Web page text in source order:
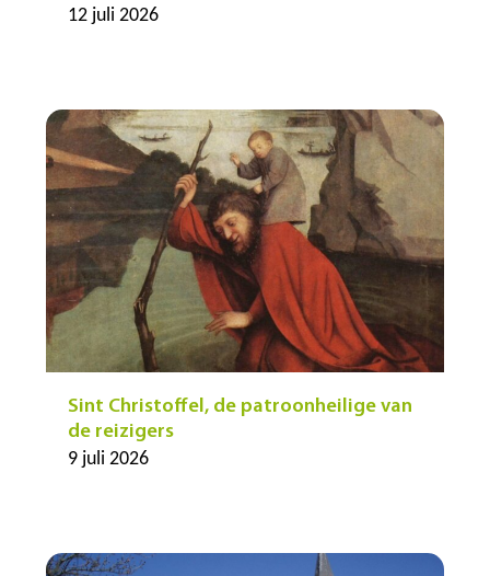
12 juli 2026
Sint Christoffel, de patroonheilige van
de reizigers
9 juli 2026